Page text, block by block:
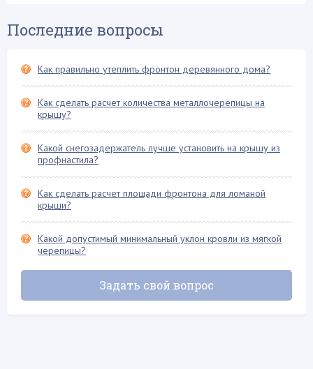
Стропильная система
Теплоизоляционные работы
Терраса на крыше
Устройство дымохода
Флюгер
Фронтон крыши
Хозяйственные постройки
Четырехскатная крыша
Шифер и его разновидности
Последние вопросы
Как правильно утеплить фронтон деревянного дома?
Как сделать расчет количества металлочерепицы на
крышу?
Какой снегозадержатель лучше установить на крышу из
профнастила?
Как сделать расчет площади фронтона для ломаной
крыши?
Какой допустимый минимальный уклон кровли из мягкой
черепицы?
Задать свой вопрос